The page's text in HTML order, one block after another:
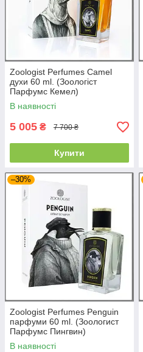
Zoologist Perfumes Camel
духи 60 ml. (Зоологіст
Парфумс Кемел)
В наявності
5 005 ₴ 7 700 ₴
Купити
–30%
Zoologist Perfumes Penguin
парфуми 60 ml. (Зоологист
Парфумс Пингвин)
В наявності